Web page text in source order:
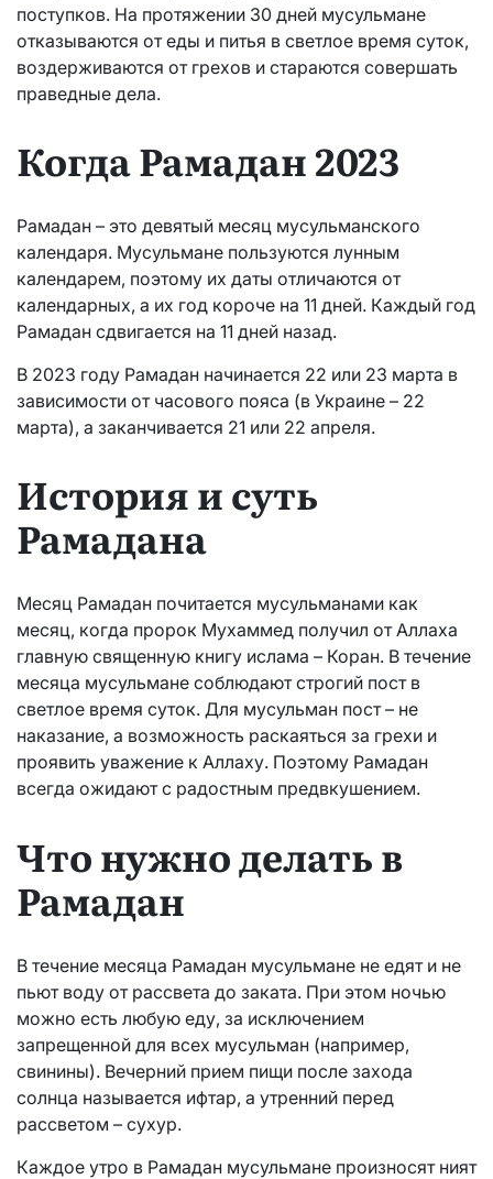
поступков. На протяжении 30 дней мусульмане
отказываются от еды и питья в светлое время суток,
воздерживаются от грехов и стараются совершать
праведные дела.
Когда Рамадан 2023
Рамадан – это девятый месяц мусульманского
календаря. Мусульмане пользуются лунным
календарем, поэтому их даты отличаются от
календарных, а их год короче на 11 дней. Каждый год
Рамадан сдвигается на 11 дней назад.
В 2023 году Рамадан начинается 22 или 23 марта в
зависимости от часового пояса (в Украине – 22
марта), а заканчивается 21 или 22 апреля.
История и суть
Рамадана
Месяц Рамадан почитается мусульманами как
месяц, когда пророк Мухаммед получил от Аллаха
главную священную книгу ислама – Коран. В течение
месяца мусульмане соблюдают строгий пост в
светлое время суток. Для мусульман пост – не
наказание, а возможность раскаяться за грехи и
проявить уважение к Аллаху. Поэтому Рамадан
всегда ожидают с радостным предвкушением.
Что нужно делать в
Рамадан
В течение месяца Рамадан мусульмане не едят и не
пьют воду от рассвета до заката. При этом ночью
можно есть любую еду, за исключением
запрещенной для всех мусульман (например,
свинины). Вечерний прием пищи после захода
солнца называется ифтар, а утренний перед
рассветом – сухур.
Каждое утро в Рамадан мусульмане произносят ният